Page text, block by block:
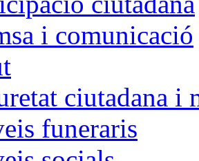
i comunicació
ciutadana i
funeraris